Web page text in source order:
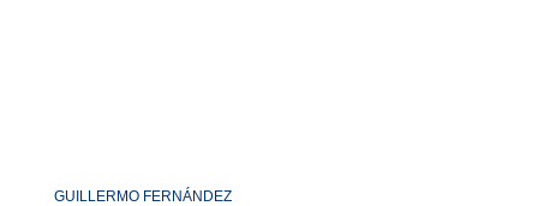
GUILLERMO FERNÁNDEZ